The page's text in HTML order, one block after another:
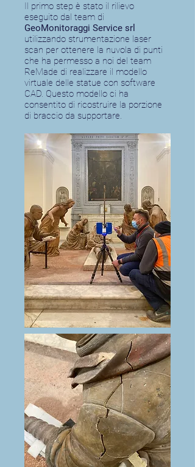
Il primo step è stato il rilievo
eseguito dal team di
GeoMonitoraggi Service srl
utilizzando strumentazione laser
scan per ottenere la nuvola di punti
che ha permesso a noi del team
ReMade di realizzare il modello
virtuale delle statue con software
CAD. Questo modello ci ha
consentito di ricostruire la porzione
di braccio da supportare.